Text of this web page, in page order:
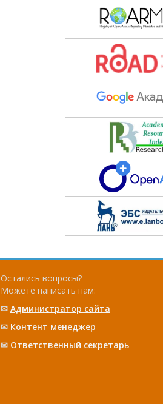
Остались вопросы?
Можете написать нам:
✉ Администратор сайта
✉ Контент менеджер
✉ Ответственный cекретарь